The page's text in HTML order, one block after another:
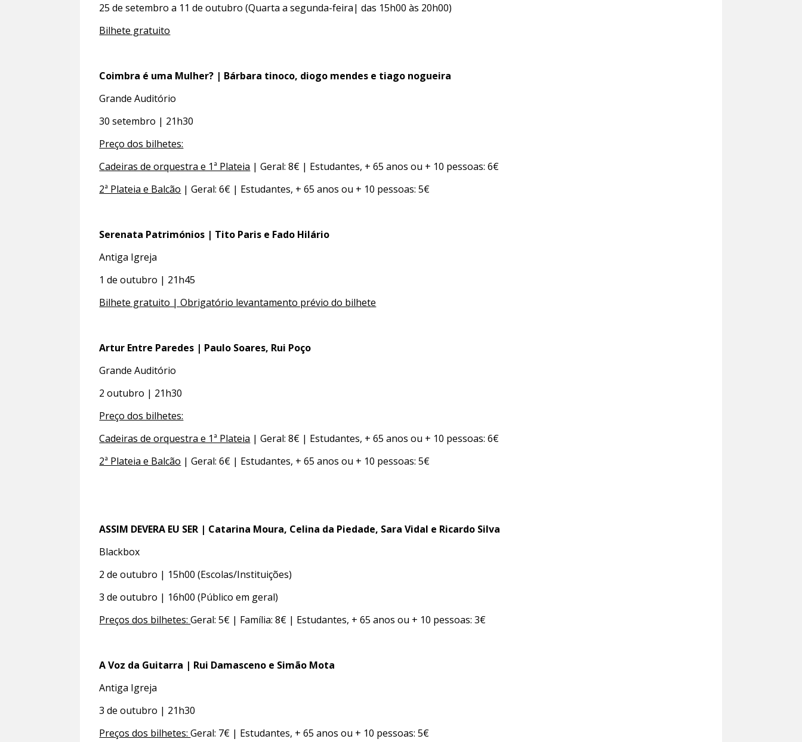
25 de setembro a 11 de outubro (Quarta a segunda-feira| das 15h00 às 20h00)
Bilhete gratuito
Coimbra é uma Mulher? | Bárbara tinoco, diogo mendes e tiago nogueira
Grande Auditório
30 setembro | 21h30
Preço dos bilhetes:
Cadeiras de orquestra e 1ª Plateia | Geral: 8€ | Estudantes, + 65 anos ou + 10 pessoas: 6€
2ª Plateia e Balcão | Geral: 6€ | Estudantes, + 65 anos ou + 10 pessoas: 5€
Serenata Patrimónios | Tito Paris e Fado Hilário
Antiga Igreja
1 de outubro | 21h45
Bilhete gratuito | Obrigatório levantamento prévio do bilhete
Artur Entre Paredes | Paulo Soares, Rui Poço
Grande Auditório
2 outubro | 21h30
Preço dos bilhetes:
Cadeiras de orquestra e 1ª Plateia | Geral: 8€ | Estudantes, + 65 anos ou + 10 pessoas: 6€
2ª Plateia e Balcão | Geral: 6€ | Estudantes, + 65 anos ou + 10 pessoas: 5€
ASSIM DEVERA EU SER | Catarina Moura, Celina da Piedade, Sara Vidal e Ricardo Silva
Blackbox
2 de outubro | 15h00 (Escolas/Instituições)
3 de outubro | 16h00 (Público em geral)
Preços dos bilhetes:Geral: 5€ | Família: 8€ | Estudantes, + 65 anos ou + 10 pessoas: 3€
A Voz da Guitarra | Rui Damasceno e Simão Mota
Antiga Igreja
3 de outubro | 21h30
Preços dos bilhetes:Geral: 7€ | Estudantes, + 65 anos ou + 10 pessoas: 5€